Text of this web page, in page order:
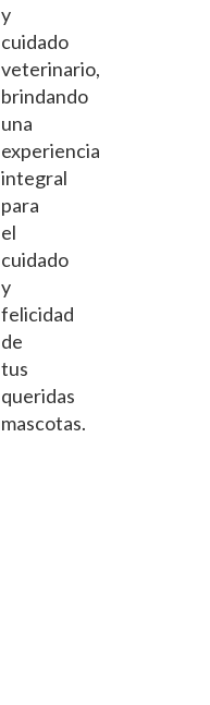
y
cuidado
veterinario,
brindando
una
experiencia
integral
para
el
cuidado
y
felicidad
de
tus
queridas
mascotas.